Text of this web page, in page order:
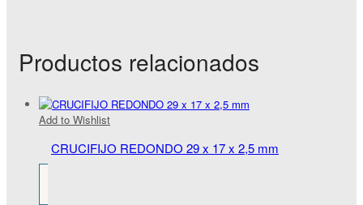
Productos relacionados
Add to Wishlist
CRUCIFIJO REDONDO 29 x 17 x 2,5 mm